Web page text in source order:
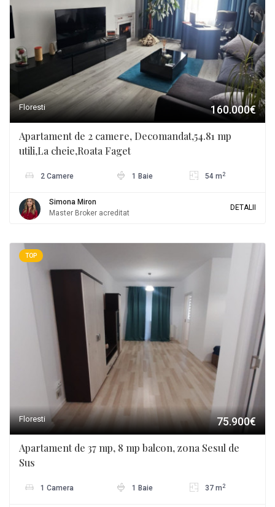
Floresti 160.000€
Apartament de 2 camere, Decomandat,54.81 mp
utili,La cheie,Roata Faget
2 Camere 1 Baie 54 m 2
Simona Miron
Master Broker acreditat
DETALII
TOP
Floresti 75.900€
Apartament de 37 mp, 8 mp balcon, zona Sesul de
Sus
1 Camera 1 Baie 37 m 2